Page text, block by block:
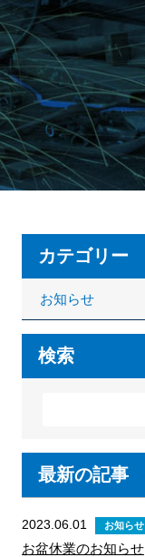
カテゴリー
お知らせ
検索
最新の記事
2023.06.01 お知らせ
お盆休業のお知らせ